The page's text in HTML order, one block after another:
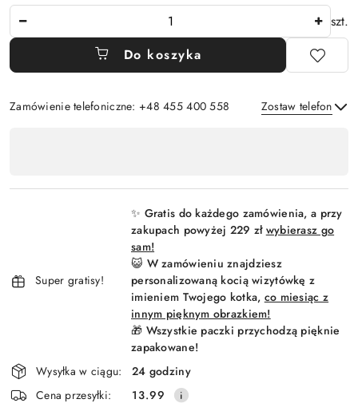
szt.
Do koszyka
Zamówienie telefoniczne: +48 455 400 558 Zostaw telefon
płatność
Super gratisy!
✨ Gratis do każdego zamówienia, a przy
zakupach powyżej 229 zł wybierasz go
sam!
😺 W zamówieniu znajdziesz
personalizowaną kocią wizytówkę z
imieniem Twojego kotka, co miesiąc z
innym pięknym obrazkiem!
🎁 Wszystkie paczki przychodzą pięknie
zapakowane!
Wysyłka w ciągu:
24 godziny
Cena przesyłki:
13.99